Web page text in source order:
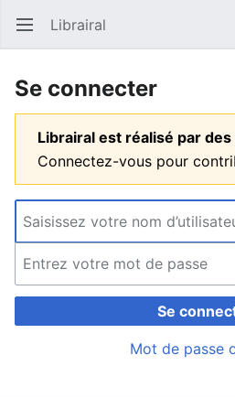
Ouvrir le menu principal Librairal
Se connecter
Librairal est réalisé par
Connectez-vous pour
Se
Mot de passe